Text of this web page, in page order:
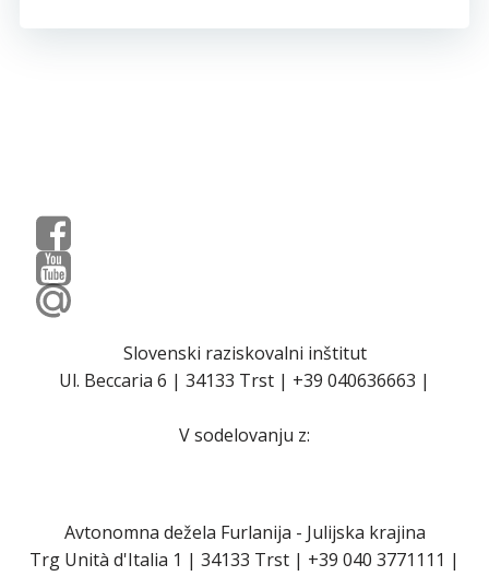
Slovenski raziskovalni inštitut
Ul. Beccaria 6 | 34133 Trst | +39 040636663 |
V sodelovanju z:
Avtonomna dežela Furlanija - Julijska krajina
Trg Unità d'Italia 1 | 34133 Trst | +39 040 3771111 |